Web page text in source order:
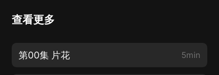
查看更多
第00集 片花 5min